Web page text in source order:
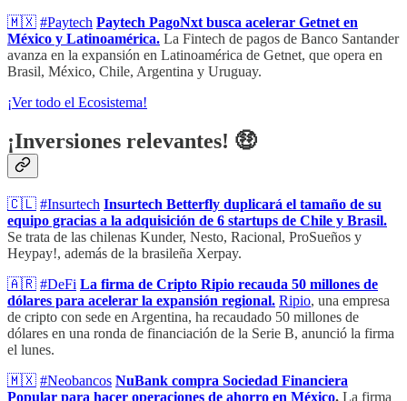
🇲🇽 #Paytech Paytech PagoNxt busca acelerar Getnet en
México y Latinoamérica. La Fintech de pagos de Banco Santander
avanza en la expansión en Latinoamérica de Getnet, que opera en
Brasil, México, Chile, Argentina y Uruguay.
¡Ver todo el Ecosistema!
¡Inversiones relevantes! 🤑
🇨🇱 #Insurtech Insurtech Betterfly duplicará el tamaño de su
equipo gracias a la adquisición de 6 startups de Chile y Brasil.
Se trata de las chilenas Kunder, Nesto, Racional, ProSueños y
Heypay!, además de la brasileña Xerpay.
🇦🇷 #DeFi La firma de Cripto Ripio recauda 50 millones de
dólares para acelerar la expansión regional. Ripio, una empresa
de cripto con sede en Argentina, ha recaudado 50 millones de
dólares en una ronda de financiación de la Serie B, anunció la firma
el lunes.
🇲🇽 #Neobancos NuBank compra Sociedad Financiera
Popular para hacer operaciones de ahorro en México. La firma